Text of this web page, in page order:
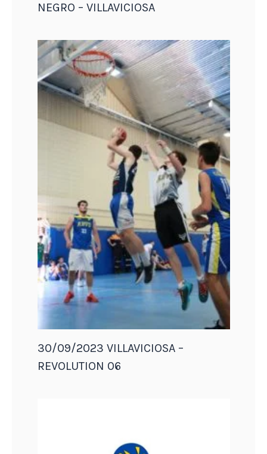
NEGRO – VILLAVICIOSA
30/09/2023 VILLAVICIOSA –
REVOLUTION 06